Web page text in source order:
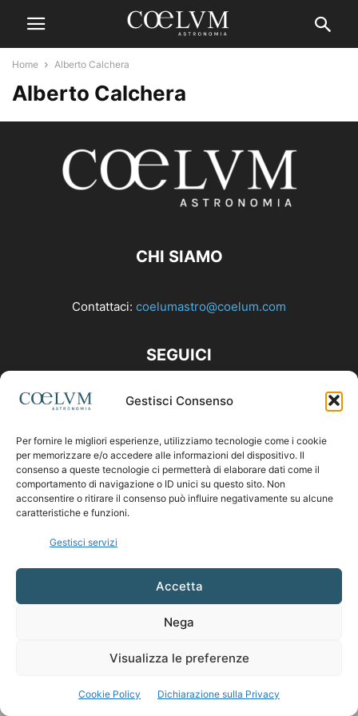
Gestisci Consenso
Per fornire le migliori esperienze, utilizziamo tecnologie come i cookie
per memorizzare e/o accedere alle informazioni del dispositivo. Il
consenso a queste tecnologie ci permetterà di elaborare dati come il
comportamento di navigazione o ID unici su questo sito. Non
acconsentire o ritirare il consenso può influire negativamente su alcune
caratteristiche e funzioni.
Gestisci servizi
Accetta
Nega
Visualizza le preferenze
Cookie Policy Dichiarazione sulla Privacy
Home Alberto Calchera
Alberto Calchera
CHI SIAMO
Contattaci: coelumastro@coelum.com
SEGUICI